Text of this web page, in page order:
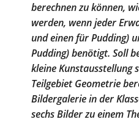
berechnen zu können,
werden, wenn jeder
und einen für Pudding)
Pudding) benötigt. Soll
kleine Kunstausstellung
Teilgebiet Geometrie
Bildergalerie in der
sechs Bilder zu einem